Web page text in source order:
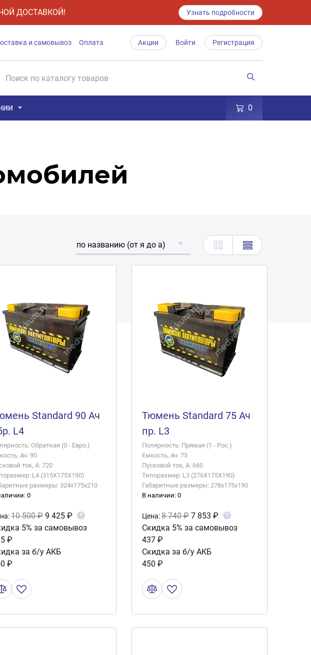
ДОСТАВКОЙ! Узнать подробности
и самовывоз Оплата Акции Войти Регистрация
0
по названию (от я до а)
Standard 90 Ач
L4
Обратная (0 - Евро.)
Ач: 90
ток, А: 720
L4 (315X175X190)
размеры: 324x175x210
0
10 500 ₽ 9 425 ₽ ?
5% за самовывоз
₽
за б/у АКБ
₽
Тюмень Standard 75 Ач
пр. L3
Полярность: Прямая (1 - Рос.)
Емкость, Ач: 75
Пусковой ток, А: 660
Типоразмер: L3 (276X175X190)
Габаритные размеры: 278x175x190
В наличии: 0
Цена:8 740 ₽ 7 853 ₽ ?
Скидка 5% за самовывоз
437 ₽
Скидка за б/у АКБ
450 ₽